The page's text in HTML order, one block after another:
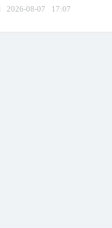
2026-08-07 17:07